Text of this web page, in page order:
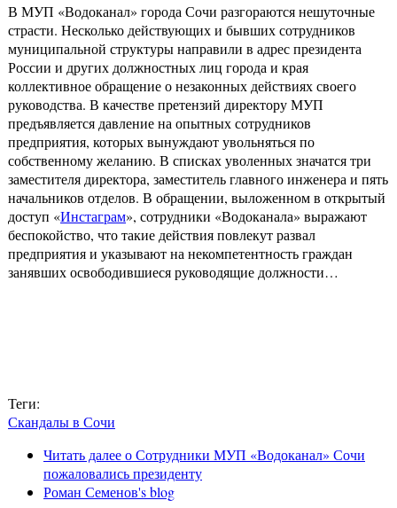
В МУП «Водоканал» города Сочи разгораются нешуточные
страсти. Несколько действующих и бывших сотрудников
муниципальной структуры направили в адрес президента
России и других должностных лиц города и края
коллективное обращение о незаконных действиях своего
руководства. В качестве претензий директору МУП
предъявляется давление на опытных сотрудников
предприятия, которых вынуждают увольняться по
собственному желанию. В списках уволенных значатся три
заместителя директора, заместитель главного инженера и пять
начальников отделов. В обращении, выложенном в открытый
доступ «Инстаграм», сотрудники «Водоканала» выражают
беспокойство, что такие действия повлекут развал
предприятия и указывают на некомпетентность граждан
занявших освободившиеся руководящие должности…
Теги:
Скандалы в Сочи
Читать далеео Сотрудники МУП «Водоканал» Сочи
пожаловались президенту
Роман Семенов's blog